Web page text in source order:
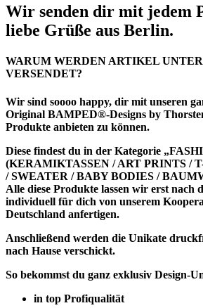
Wir senden dir mit jedem
liebe Grüße aus Berlin.
WARUM WERDEN ARTIKEL
VERSENDET?
Wir sind soooo happy, dir mit unseren
Original BAMPED®-Designs by
Produkte anbieten zu können.
Diese findest du in der Kategorie
(KERAMIKTASSEN / ART PRINTS /
/ SWEATER / BABY BODIES /
Alle diese Produkte lassen wir erst nach
individuell für dich von unserem
Deutschland anfertigen.
Anschließend werden die Unikate
nach Hause verschickt.
So bekommst du ganz exklusiv Design-
in top Profiqualität